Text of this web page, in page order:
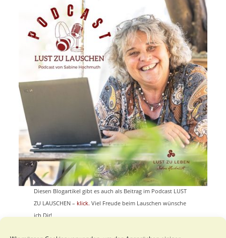
Diesen Blogartikel gibt es auch als Beitrag im Podcast LUST
ZU LAUSCHEN – klick. Viel Freude beim Lauschen wünsche
ich Dir!